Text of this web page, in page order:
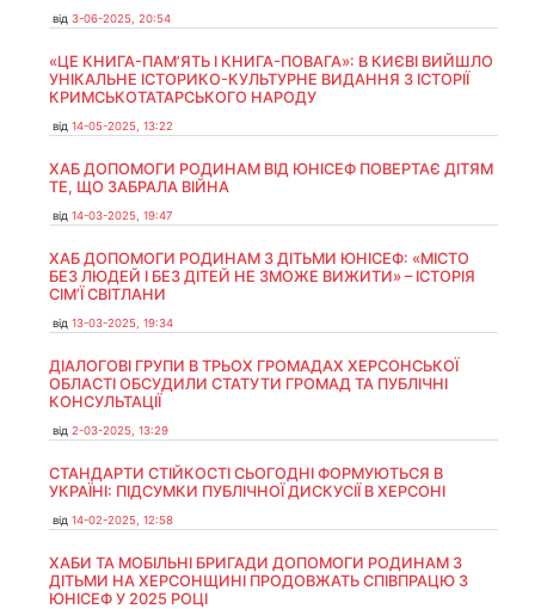
від 3-06-2025, 20:54
«ЦЕ КНИГА-ПАМ’ЯТЬ І КНИГА-ПОВАГА»: В КИЄВІ ВИЙШЛО
УНІКАЛЬНЕ ІСТОРИКО-КУЛЬТУРНЕ ВИДАННЯ З ІСТОРІЇ
КРИМСЬКОТАТАРСЬКОГО НАРОДУ
від 14-05-2025, 13:22
ХАБ ДОПОМОГИ РОДИНАМ ВІД ЮНІСЕФ ПОВЕРТАЄ ДІТЯМ
ТЕ, ЩО ЗАБРАЛА ВІЙНА
від 14-03-2025, 19:47
ХАБ ДОПОМОГИ РОДИНАМ З ДІТЬМИ ЮНІСЕФ: «МІСТО
БЕЗ ЛЮДЕЙ І БЕЗ ДІТЕЙ НЕ ЗМОЖЕ ВИЖИТИ» – ІСТОРІЯ
СІМʼЇ СВІТЛАНИ
від 13-03-2025, 19:34
ДІАЛОГОВІ ГРУПИ В ТРЬОХ ГРОМАДАХ ХЕРСОНСЬКОЇ
ОБЛАСТІ ОБСУДИЛИ СТАТУТИ ГРОМАД ТА ПУБЛІЧНІ
КОНСУЛЬТАЦІЇ
від 2-03-2025, 13:29
СТАНДАРТИ СТІЙКОСТІ СЬОГОДНІ ФОРМУЮТЬСЯ В
УКРАЇНІ: ПІДСУМКИ ПУБЛІЧНОЇ ДИСКУСІЇ В ХЕРСОНІ
від 14-02-2025, 12:58
ХАБИ ТА МОБІЛЬНІ БРИГАДИ ДОПОМОГИ РОДИНАМ З
ДІТЬМИ НА ХЕРСОНЩИНІ ПРОДОВЖАТЬ СПІВПРАЦЮ З
ЮНІСЕФ У 2025 РОЦІ